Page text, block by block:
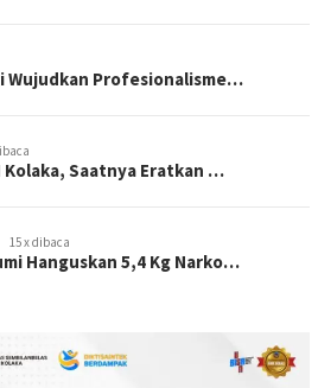
Wujudkan Profesionalisme…
Kolaka, Saatnya Eratkan …
15 x dibaca
Hanguskan 5,4 Kg Narko…